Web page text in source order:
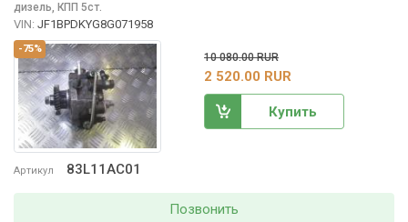
-75%
Артикул 83L11AC01
дизель, КПП 5ст.
VIN: JF1BPDKYG8G071958
10 080.00 RUR
2 520.00 RUR
Купить
Позвонить